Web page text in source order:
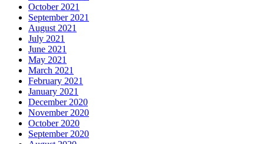
October 2021
September 2021
August 2021
July 2021
June 2021
May 2021
March 2021
February 2021
January 2021
December 2020
November 2020
October 2020
September 2020